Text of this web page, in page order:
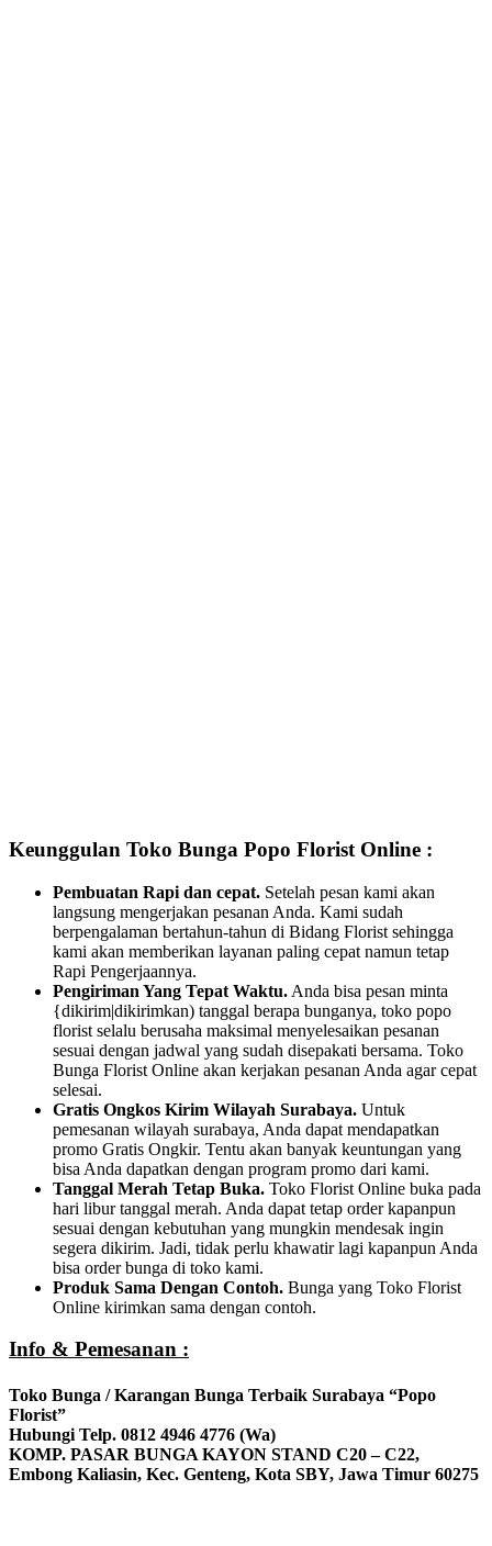
Keunggulan Toko Bunga Popo Florist Online :
Pembuatan Rapi dan cepat. Setelah pesan kami akan
langsung mengerjakan pesanan Anda. Kami sudah
berpengalaman bertahun-tahun di Bidang Florist sehingga
kami akan memberikan layanan paling cepat namun tetap
Rapi Pengerjaannya.
Pengiriman Yang Tepat Waktu. Anda bisa pesan minta
{dikirim|dikirimkan) tanggal berapa bunganya, toko popo
florist selalu berusaha maksimal menyelesaikan pesanan
sesuai dengan jadwal yang sudah disepakati bersama. Toko
Bunga Florist Online akan kerjakan pesanan Anda agar cepat
selesai.
Gratis Ongkos Kirim Wilayah Surabaya. Untuk
pemesanan wilayah surabaya, Anda dapat mendapatkan
promo Gratis Ongkir. Tentu akan banyak keuntungan yang
bisa Anda dapatkan dengan program promo dari kami.
Tanggal Merah Tetap Buka. Toko Florist Online buka pada
hari libur tanggal merah. Anda dapat tetap order kapanpun
sesuai dengan kebutuhan yang mungkin mendesak ingin
segera dikirim. Jadi, tidak perlu khawatir lagi kapanpun Anda
bisa order bunga di toko kami.
Produk Sama Dengan Contoh. Bunga yang Toko Florist
Online kirimkan sama dengan contoh.
Info & Pemesanan :
Toko Bunga / Karangan Bunga Terbaik Surabaya “Popo
Florist”
Hubungi Telp. 0812 4946 4776 (Wa)
KOMP. PASAR BUNGA KAYON STAND C20 – C22,
Embong Kaliasin, Kec. Genteng, Kota SBY, Jawa Timur 60275